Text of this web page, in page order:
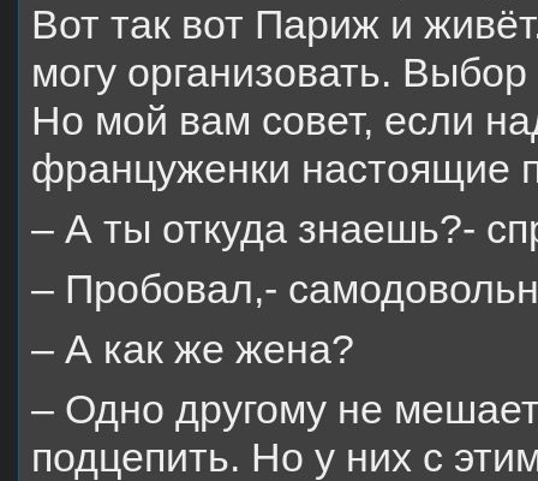
Вот так вот Париж и
могу организовать.
Но мой вам совет, если
француженки настоящие
– А ты откуда знаешь?-
– Пробовал,-
– А как же жена?
– Одно другому не
подцепить. Но у них с